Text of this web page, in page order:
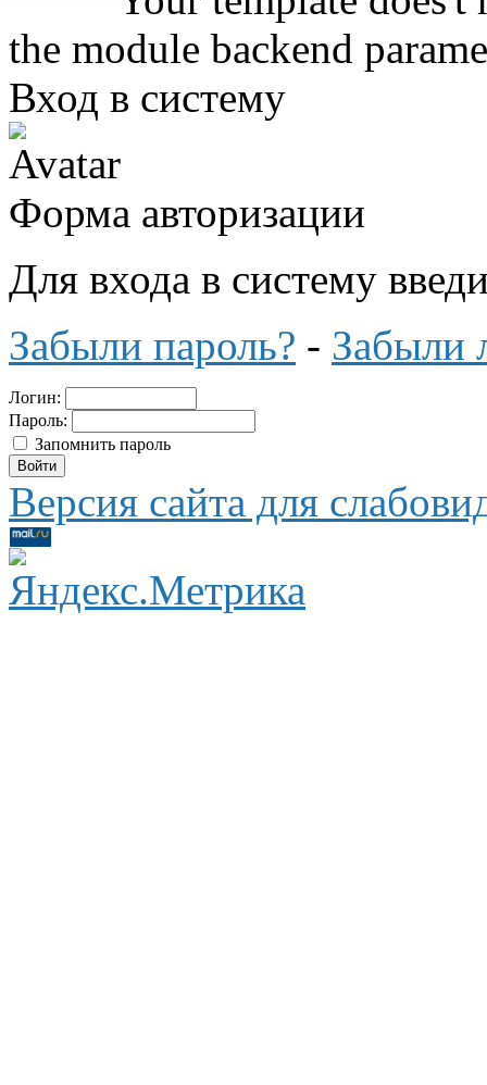
the module backend
Вход в систему
Форма авторизации
Для входа в систему
Забыли пароль? - Забыли
Логин:
Пароль:
Запомнить пароль
Версия сайта для